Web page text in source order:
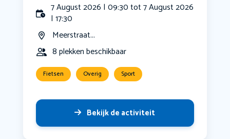
7 August 2026 | 09:30 tot 7 August 2026
| 17:30
Meerstraat...
8 plekken beschikbaar
Fietsen Overig Sport
Bekijk de activiteit